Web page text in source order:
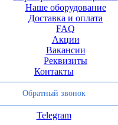
Наше оборудование
Доставка и оплата
FAQ
Акции
Вакансии
Реквизиты
Контакты
Обратный звонок
Telegram